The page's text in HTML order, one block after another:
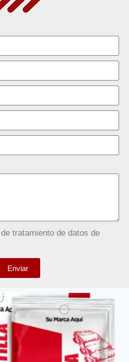
tratamiento de datos de
Enviar